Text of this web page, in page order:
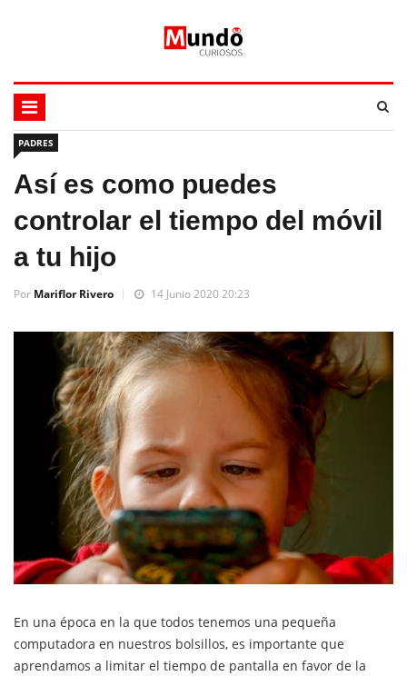
PADRES
Así es como puedes
controlar el tiempo del móvil
a tu hijo
Por Mariflor Rivero 14 Junio 2020 20:23
En una época en la que todos tenemos una pequeña
computadora en nuestros bolsillos, es importante que
aprendamos a limitar el tiempo de pantalla en favor de la